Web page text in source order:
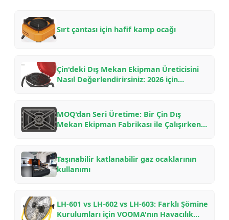
Sırt çantası için hafif kamp ocağı
Çin'deki Dış Mekan Ekipman Üreticisini
Nasıl Değerlendirirsiniz: 2026 için
MOQ'dan Seri Üretime: Bir Çin Dış
Mekan Ekipman Fabrikası ile Çalışırken
Taşınabilir katlanabilir gaz ocaklarının
kullanımı
LH-601 vs LH-602 vs LH-603: Farklı Şömine
Kurulumları için VOOMA'nın Havacılık